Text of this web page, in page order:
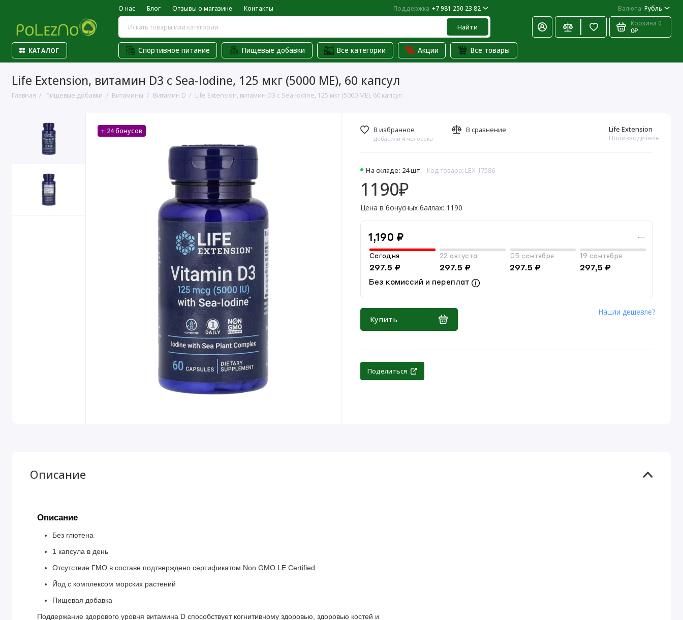
О нас Блог Отзывы о магазине Контакты Поддержка +7 981 250 23 82 Валюта Рубль
Найти Корзина 0
0₽
КАТАЛОГ Спортивное питание Пищевые добавки Все категории Акции Все товары
Life Extension, витамин D3 с Sea-Iodine, 125 мкг (5000 МЕ), 60 капсул
Главная Пищевые добавки Витамины Витамин D Life Extension, витамин D3 с Sea-Iodine, 125 мкг (5000 МЕ), 60 капсул
+ 24 бонусов
На складе: 24 шт. Код товара: LEX-17586
Life Extension
Производитель
1190₽
Цена в бонусных баллах: 1190
1,190 ₽
Сегодня
297.5 ₽
22 августа
297.5 ₽
05 сентября
297.5 ₽
19 сентября
297,5 ₽
Без комиссий и переплат
Купить
Нашли дешевле?
В избранное
Добавили 4 человека
В сравнение
Поделиться
Описание
Описание
Без глютена
1 капсула в день
Отсутствие ГМО в составе подтверждено сертификатом Non GMO LE Certified
Йод с комплексом морских растений
Пищевая добавка
Поддержание здорового уровня витамина D способствует когнитивному здоровью, здоровью костей и